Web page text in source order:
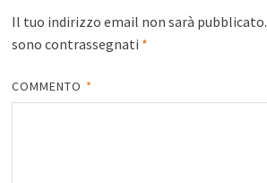
Il tuo indirizzo email non sarà pubblicato.
sono contrassegnati *
COMMENTO *